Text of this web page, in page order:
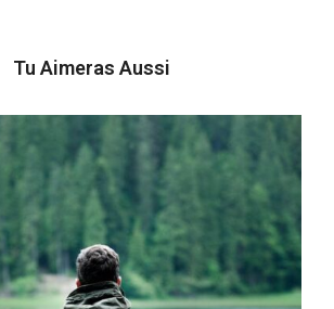
Tu Aimeras Aussi